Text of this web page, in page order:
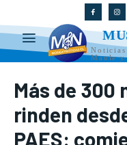
Maule
Más de 300
rinden
PAES: